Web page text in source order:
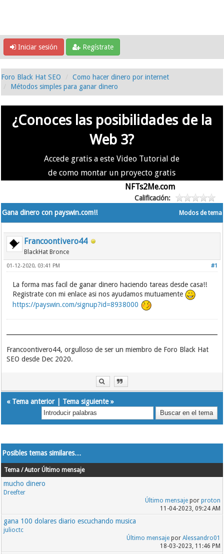
Iniciar sesión Regístrate
Foro Black Hat SEO
Como hacer dinero por internet
Métodos simples para ganar dinero
¿Conoces las posibilidades de la
Web 3?
Accede gratis a este Video Tutorial de
de como montar un proyecto gratis
NFTs2Me.com
Calificación:
Modos de tema
Gana dinero con payswin.com!!
Francoontivero44
BlackHat Bronce
#1
01-12-2020, 03:41 PM
La forma mas facil de ganar dinero haciendo tareas desde casa!!
Registrate con mi enlace asi nos ayudamos mutuamente
https://payswin.com/signup?id=8938000
Francoontivero44, orgulloso de ser un miembro de Foro Black Hat
SEO desde Dec 2020.
« Tema anterior| Tema siguiente»
Posibles temas similares…
Tema / Autor Último mensaje
mucho dinero
Dreefter
Último mensajepor proton
11-04-2023, 09:24 AM
gana 100 dolares diario escuchando musica
julioctc
Último mensajepor Alessandro01
18-03-2023, 11:46 PM